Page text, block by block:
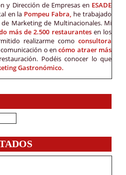
y Dirección de Empresas en ESADE
en la Pompeu Fabra, he trabajado
Marketing de Multinacionales. Mi
más de 2.500 restaurantes en los
realizarme como consultora
o encómo atraer más
Podéis conocer lo que
Gastronómico.